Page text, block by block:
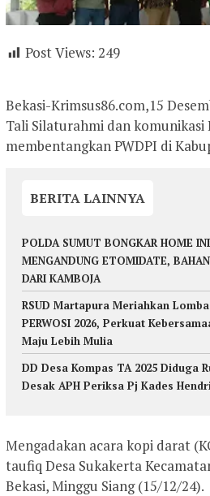
Post Views: 249
Bekasi-Krimsus86.com,15
Tali Silaturahmi dan
membentangkan PWDPI di
BERITA LAINNYA
POLDA SUMUT BONGKAR HOME
MENGANDUNG ETOMIDATE,
DARI KAMBOJA
RSUD Martapura Meriahkan
PERWOSI 2026, Perkuat
Maju Lebih Mulia
DD Desa Kompas TA 2025 Diduga
Desak APH Periksa Pj Kades
Mengadakan acara kopi darat
taufiq Desa Sukakerta
Bekasi, Minggu Siang (15/12/24).